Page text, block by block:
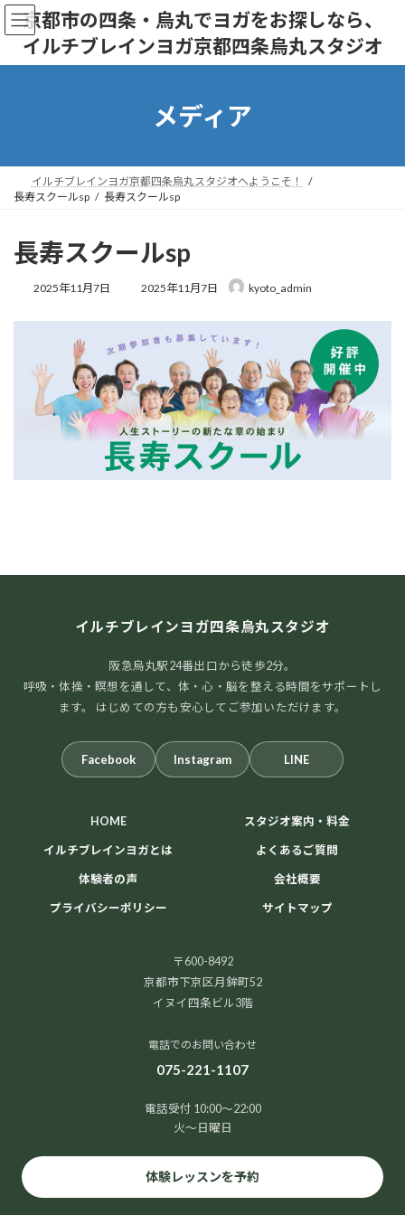
コ
ン
ン
プ
ナ
ビ
ー
動
京都市の四条・烏丸でヨガをお探しなら、
イルチブレインヨガ京都四条烏丸スタジオ
メディア
イルチブレインヨガ京都四条烏丸スタジオへようこそ！
長寿スクールsp
長寿スクールsp
長寿スクールsp
2025年11月7日
最
日
:
2025年11月7日 kyoto_admin
イルチブレインヨガ四条烏丸スタジオ
阪急烏丸駅24番出口から徒歩2分。
呼吸・体操・瞑想を通して、体・心・脳を整える時間をサポートし
ます。 はじめての方も安心してご参加いただけます。
Facebook Instagram LINE
HOME スタジオ案内・料金
イルチブレインヨガとは よくあるご質問
体験者の声 会社概要
プライバシーポリシー サイトマップ
〒600-8492
京都市下京区月鉾町52
イヌイ四条ビル3階
電話でのお問い合わせ
075-221-1107
電話受付 10:00～22:00
火～日曜日
体験レッスンを予約